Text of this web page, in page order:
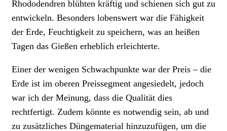
Rhododendren blühten kräftig und schienen sich gut zu
entwickeln. Besonders lobenswert war die Fähigkeit
der Erde, Feuchtigkeit zu speichern, was an heißen
Tagen das Gießen erheblich erleichterte.
Einer der wenigen Schwachpunkte war der Preis – die
Erde ist im oberen Preissegment angesiedelt, jedoch
war ich der Meinung, dass die Qualität dies
rechtfertigt. Zudem könnte es notwendig sein, ab und
zu zusätzliches Düngematerial hinzuzufügen, um die